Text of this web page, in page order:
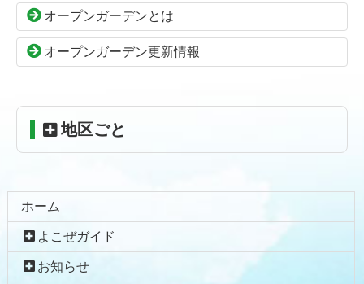
先
へ
る
る
オープンガーデンとは
オープンガーデン更新情報
地区ごと
ホーム
よこぜガイド
お知らせ